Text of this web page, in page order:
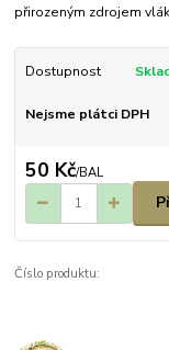
přirozeným zdrojem
Dostupnost
Nejsme plátci DPH
50 Kč/BAL
Číslo produktu: